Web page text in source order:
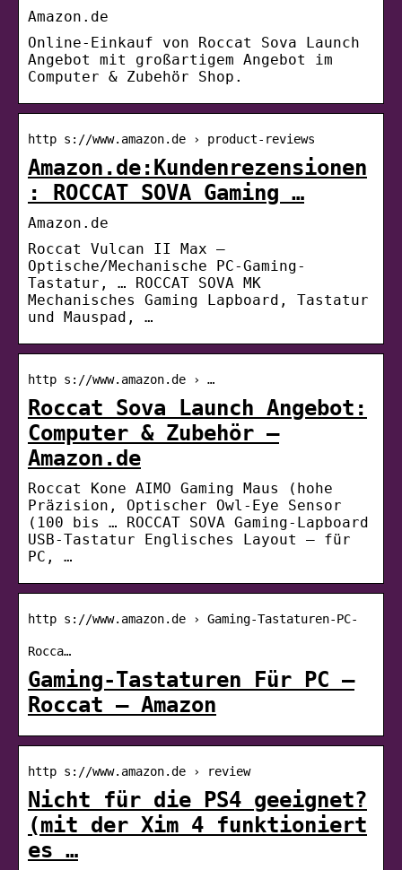
Amazon.de
Online-Einkauf von Roccat Sova Launch
Angebot mit großartigem Angebot im
Computer & Zubehör Shop.
http s://www.amazon.de › product-reviews
Amazon.de:Kundenrezensionen
: ROCCAT SOVA Gaming …
Amazon.de
Roccat Vulcan II Max –
Optische/Mechanische PC-Gaming-
Tastatur, … ROCCAT SOVA MK
Mechanisches Gaming Lapboard, Tastatur
und Mauspad, …
http s://www.amazon.de › …
Roccat Sova Launch Angebot:
Computer & Zubehör –
Amazon.de
Roccat Kone AIMO Gaming Maus (hohe
Präzision, Optischer Owl-Eye Sensor
(100 bis … ROCCAT SOVA Gaming-Lapboard
USB-Tastatur Englisches Layout – für
PC, …
http s://www.amazon.de › Gaming-Tastaturen-PC-
Rocca…
Gaming-Tastaturen Für PC –
Roccat – Amazon
http s://www.amazon.de › review
Nicht für die PS4 geeignet?
(mit der Xim 4 funktioniert
es …